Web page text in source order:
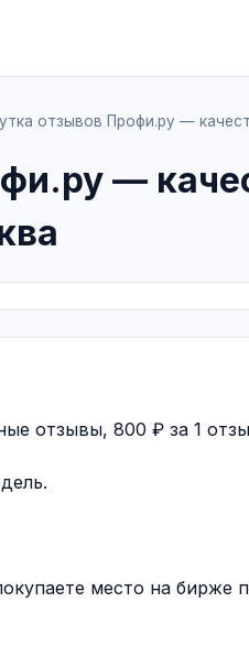
отзывов Профи.ру —
—
отзывы, 800 ₽ за 1
место на бирже